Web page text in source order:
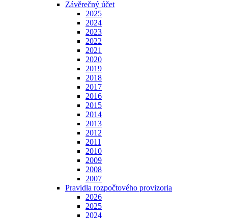
Závěrečný účet
2025
2024
2023
2022
2021
2020
2019
2018
2017
2016
2015
2014
2013
2012
2011
2010
2009
2008
2007
Pravidla rozpočtového provizoria
2026
2025
2024